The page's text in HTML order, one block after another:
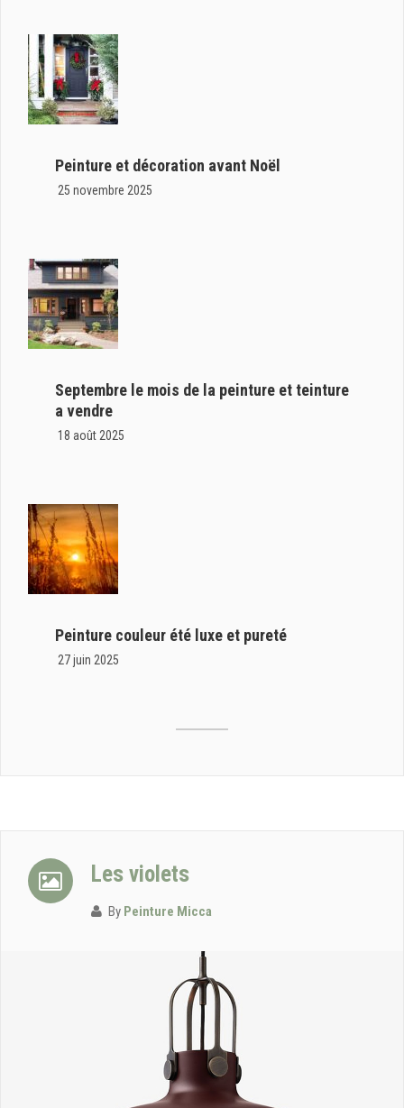
Peinture et décoration avant Noël
25 novembre 2025
Septembre le mois de la peinture et teinture
a vendre
18 août 2025
Peinture couleur été luxe et pureté
27 juin 2025
Les violets
By Peinture Micca